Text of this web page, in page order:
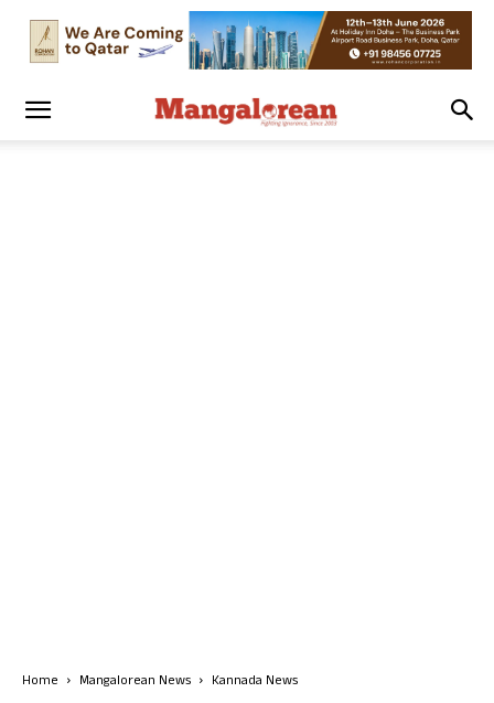
Home Mangalorean News Kannada News